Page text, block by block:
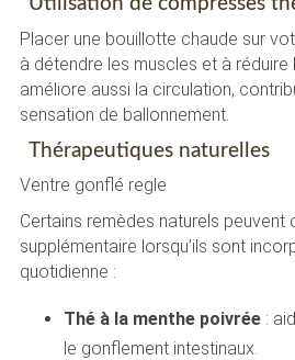
Utilisation de compresses
Placer une bouillotte chaude sur
à détendre les muscles et à réduire
améliore aussi la circulation,
sensation de ballonnement.
Thérapeutiques naturelles
Ventre gonflé regle
Certains remèdes naturels peuvent
supplémentaire lorsqu’ils sont
quotidienne :
Thé à la menthe poivrée:
le gonflement intestinaux.